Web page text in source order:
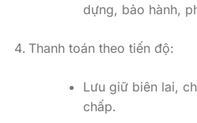
dựng, bảo hành,
Thanh toán theo tiến độ:
Lưu giữ biên lai,
chấp.